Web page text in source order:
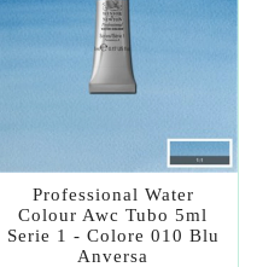
Professional Water
Colour Awc Tubo 5ml
Serie 1 - Colore 010 Blu
Anversa